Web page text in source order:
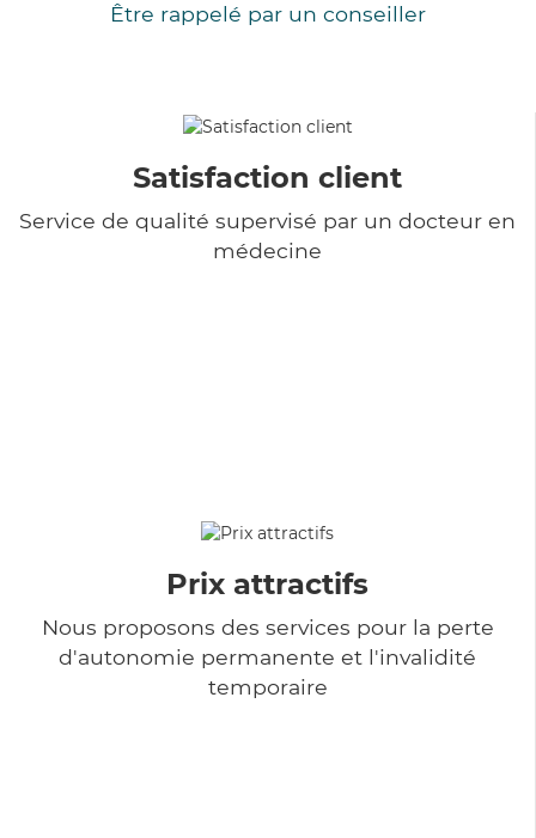
Être rappelé par un conseiller
Satisfaction client
Service de qualité supervisé par un docteur en
médecine
Prix attractifs
Nous proposons des services pour la perte
d'autonomie permanente et l'invalidité
temporaire